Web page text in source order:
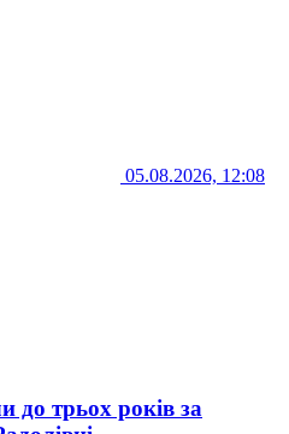
05.08.2026, 12:08
до трьох років за